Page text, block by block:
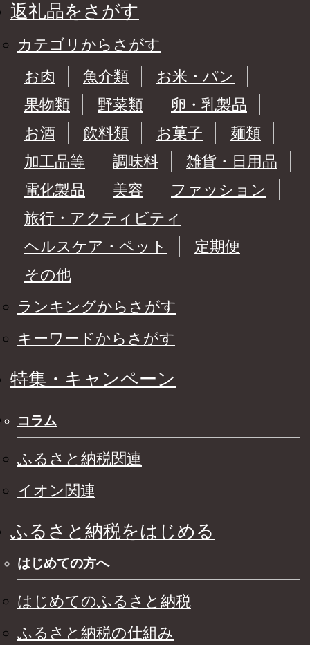
返礼品をさがす
カテゴリからさがす
お肉
魚介類
お米・パン
果物類
野菜類
卵・乳製品
お酒
飲料類 お菓子
麺類
加工品等
調味料
雑貨・日用品
電化製品
美容
ファッション
旅行・アクティビティ
ヘルスケア・ペット
定期便
その他
ランキングからさがす
キーワードからさがす
特集・キャンペーン
コラム
ふるさと納税関連
イオン関連
ふるさと納税をはじめる
はじめての方へ
はじめてのふるさと納税
ふるさと納税の仕組み